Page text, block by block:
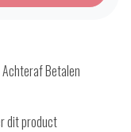
Betalen
dit product